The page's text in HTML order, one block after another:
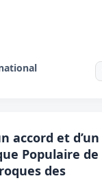
accord et d’un
Populaire de
des